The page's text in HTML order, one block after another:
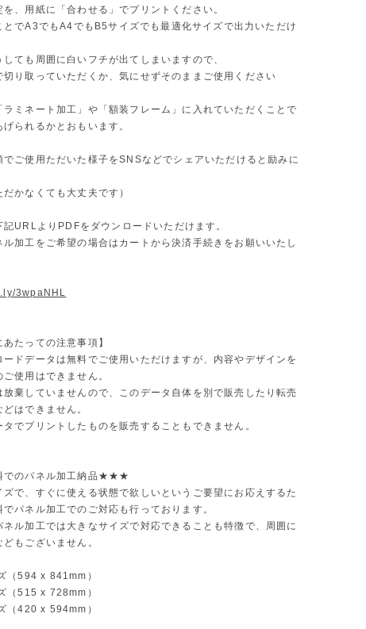
を、用紙に「合わせる」でプリントください。
とでA3でもA4でもB5サイズでも最適化サイズで出力いただけ
しても周囲に白いフチが出てしまいますので、
切り取っていただくか、気にせずそのままご使用ください
ラミネート加工」や「額装フレーム」に入れていただくことで
られるかとおもいます。
でご使用ただいた様子をSNSなどでシェアいただけると励みに
だかなくても大丈夫です）
記URLよりPDFをダウンロードいただけます。
ル加工をご希望の場合はカートから決済手続きをお願いいたし
3wpaNHL
あたっての注意事項】
ドデータは無料でご使用いただけますが、内容やデザインを
使用はできません。
棄していませんので、このデータ自体を別で販売したり転売
はできません。
でプリントしたものを販売することもできません。
のパネル加工納品★★★
ズで、すぐに使える状態で欲しいというご要望にお応えするた
でパネル加工でのご対応も行っております。
ネル加工では大きなサイズで対応できることも特徴で、周囲に
もございません。
（594 x 841mm）
（515 x 728mm）
（420 x 594mm）